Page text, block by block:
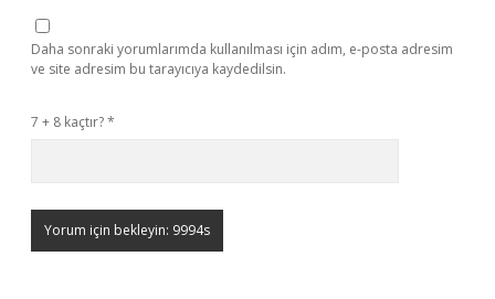
Daha sonraki yorumlarımda kullanılması için adım, e-posta adresim
ve site adresim bu tarayıcıya kaydedilsin.
7 + 8 kaçtır?*